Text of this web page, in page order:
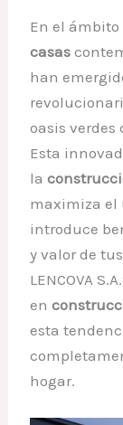
En el
casas
han
oasis
Esta
la
maximiza el
introduce
y valor de
LENCOVA
en
esta
hogar.